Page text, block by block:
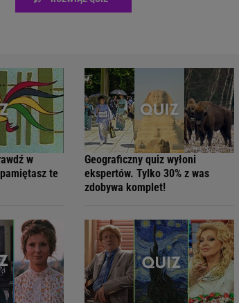
w
te
Geograficzny quiz wyłoni
ekspertów. Tylko 30% z was
zdobywa komplet!